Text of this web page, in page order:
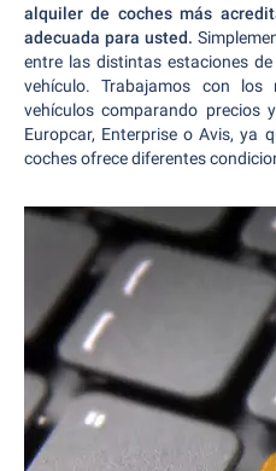
alquiler de coches más
adecuada para usted.
entre las distintas estaciones
vehículo. Trabajamos con
vehículos comparando precios
Europcar, Enterprise o Avis, ya
coches ofrece diferentes